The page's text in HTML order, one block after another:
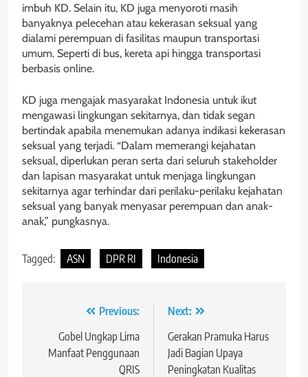
imbuh KD. Selain itu, KD juga menyoroti masih
banyaknya pelecehan atau kekerasan seksual yang
dialami perempuan di fasilitas maupun transportasi
umum. Seperti di bus, kereta api hingga transportasi
berbasis online.
KD juga mengajak masyarakat Indonesia untuk ikut
mengawasi lingkungan sekitarnya, dan tidak segan
bertindak apabila menemukan adanya indikasi kekerasan
seksual yang terjadi. “Dalam memerangi kejahatan
seksual, diperlukan peran serta dari seluruh stakeholder
dan lapisan masyarakat untuk menjaga lingkungan
sekitarnya agar terhindar dari perilaku-perilaku kejahatan
seksual yang banyak menyasar perempuan dan anak-
anak,” pungkasnya.
Tagged: ASN DPR RI Indonesia
Navigasi
pos
Previous:
Gobel Ungkap Lima
Manfaat Penggunaan
QRIS
Next:
Gerakan Pramuka Harus
Jadi Bagian Upaya
Peningkatan Kualitas